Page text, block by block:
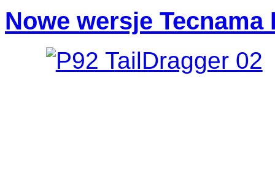
Nowe wersje Tecnama